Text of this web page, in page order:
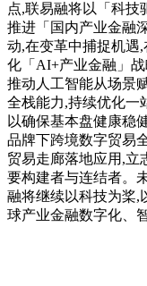
点,联易融将以「科技
推进「国内产业金融
动,在变革中捕捉机遇
化「AI+产业金融」
推动人工智能从场景
全栈能力,持续优化一
以确保基本盘健康稳
品牌下跨境数字贸易
贸易走廊落地应用,立
要构建者与连结者。
融将继续以科技为桨,
球产业金融数字化、